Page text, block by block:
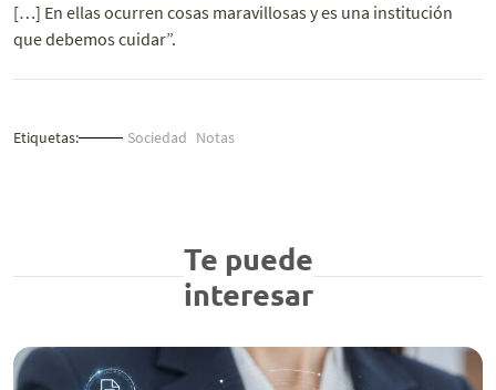
[…] En ellas ocurren cosas maravillosas y es una institución
que debemos cuidar”.
Etiquetas: Sociedad Notas
Te puede
interesar